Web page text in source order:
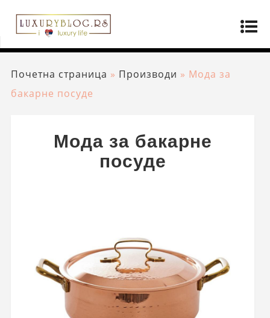
Почетна страница » Производи » Мода за
бакарне посуде
Мода за бакарне
посуде